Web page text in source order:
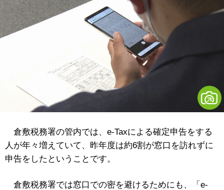
倉敷税務署の管内では、e-Taxによる確定申告をする
人が年々増えていて、昨年度は約6割が窓口を訪れずに
申告をしたということです。
倉敷税務署では窓口での密を避けるためにも、「e-